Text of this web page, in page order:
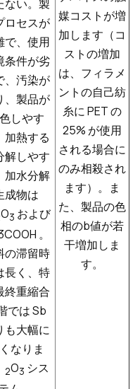
ない。製
ロセスが
で、使用
条件が劣
、汚染が
、製品が
しやす
加熱する
解しやす
加水分解
成物は
O3 および
。
の滞留時
長く、特
終重縮合
では Sb
も大幅に
なりま
2O3 シス
媒コストが増
加します（コ
ストの増加
は、フィラメ
ントの自己紡
糸に PET の
25% が使用
される場合に
のみ相殺され
ます）。ま
た、製品の色
相のb値が若
干増加しま
す。